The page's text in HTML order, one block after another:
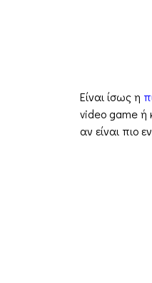
Είναι ίσως η
video game ή
αν είναι πιο